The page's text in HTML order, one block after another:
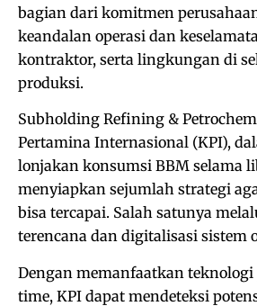
bagian dari komitmen
keandalan operasi dan
kontraktor, serta lingkungan di
produksi.
Subholding Refining &
Pertamina Internasional (KPI),
lonjakan konsumsi BBM selama
menyiapkan sejumlah strategi
bisa tercapai. Salah satunya
terencana dan digitalisasi sistem
Dengan memanfaatkan
time, KPI dapat mendeteksi